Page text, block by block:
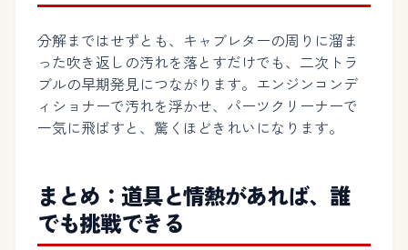
分解まではせずとも、キャブレターの周りに溜ま
った吹き返しの汚れを落とすだけでも、二次トラ
ブルの早期発見につながります。エンジンコンデ
ィショナーで汚れを浮かせ、パーツクリーナーで
一気に飛ばすと、驚くほどきれいになります。
まとめ：道具と情熱があれば、誰
でも挑戦できる